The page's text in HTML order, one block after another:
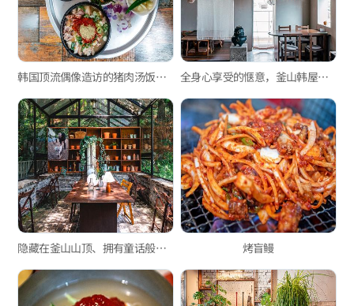
韩国顶流偶像造访的猪肉汤饭店，“姐妹汤饭” 全身心享受的惬意，釜山韩屋咖啡馆3选
隐藏在釜山山顶、拥有童话般森林景观的感性咖啡馆 'cafe mandi' 烤盲鳗